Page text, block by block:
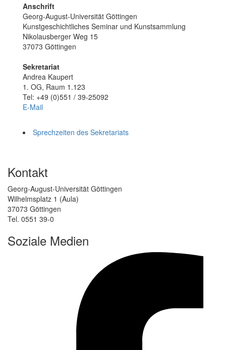
Anschrift
Georg-August-Universität Göttingen
Kunstgeschichtliches Seminar und Kunstsammlung
Nikolausberger Weg 15
37073 Göttingen
Sekretariat
Andrea Kaupert
1. OG, Raum 1.123
Tel: +49 (0)551 / 39-25092
E-Mail
Sprechzeiten des Sekretariats
Kontakt
Georg-August-Universität Göttingen
Wilhelmsplatz 1 (Aula)
37073 Göttingen
Tel. 0551 39-0
Soziale Medien